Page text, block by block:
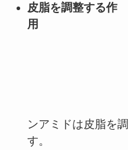
皮脂を調整する作
用
ナ
ンアミドは皮脂を